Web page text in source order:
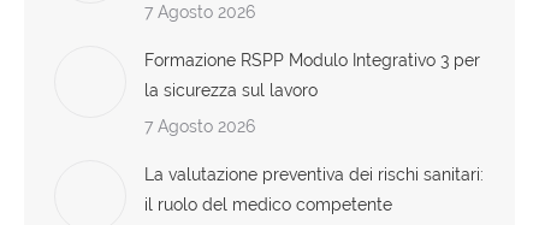
7 Agosto 2026
Formazione RSPP Modulo Integrativo 3 per
la sicurezza sul lavoro
7 Agosto 2026
La valutazione preventiva dei rischi sanitari:
il ruolo del medico competente